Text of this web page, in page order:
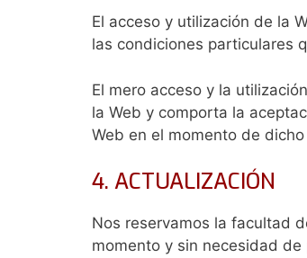
El acceso y utilización de la
las condiciones particulares
El mero acceso y la
la Web y comporta la
Web en el momento de
4. ACTUALIZACIÓN
Nos reservamos la facultad
momento y sin necesidad